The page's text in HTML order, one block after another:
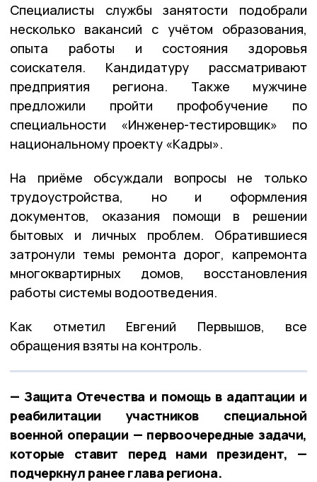
Специалисты службы занятости подобрали
несколько вакансий с учётом образования,
опыта работы и состояния здоровья
соискателя. Кандидатуру рассматривают
предприятия региона. Также мужчине
предложили пройти профобучение по
специальности «Инженер-тестировщик» по
национальному проекту «Кадры».
На приёме обсуждали вопросы не только
трудоустройства, но и оформления
документов, оказания помощи в решении
бытовых и личных проблем. Обратившиеся
затронули темы ремонта дорог, капремонта
многоквартирных домов, восстановления
работы системы водоотведения.
Как отметил Евгений Первышов, все
обращения взяты на контроль.
— Защита Отечества и помощь в адаптации и
реабилитации участников специальной
военной операции — первоочередные задачи,
которые ставит перед нами президент, —
подчеркнул ранее глава региона.